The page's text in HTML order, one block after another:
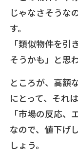
じゃなさそうな
す。
「類似物件を引
そうかも」と思
ところが、高額
にとって、それ
「市場の反応
なので、値下げ
しょう。